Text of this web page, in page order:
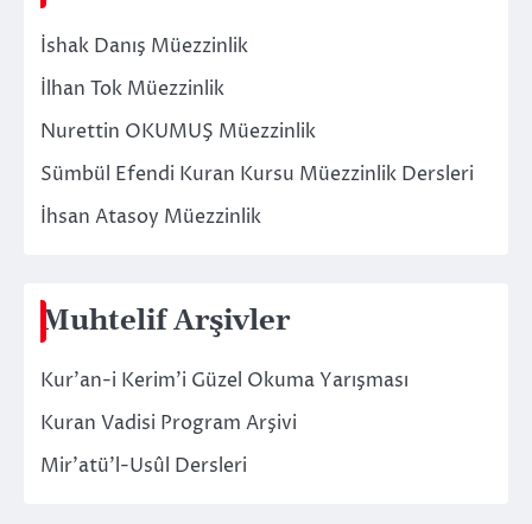
İshak Danış Müezzinlik
İlhan Tok Müezzinlik
Nurettin OKUMUŞ Müezzinlik
Sümbül Efendi Kuran Kursu Müezzinlik Dersleri
İhsan Atasoy Müezzinlik
Muhtelif Arşivler
Kur’an-i Kerim’i Güzel Okuma Yarışması
Kuran Vadisi Program Arşivi
Mir’atü’l-Usûl Dersleri